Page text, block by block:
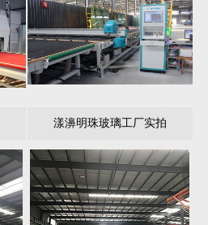
漾濞明珠玻璃工厂实拍